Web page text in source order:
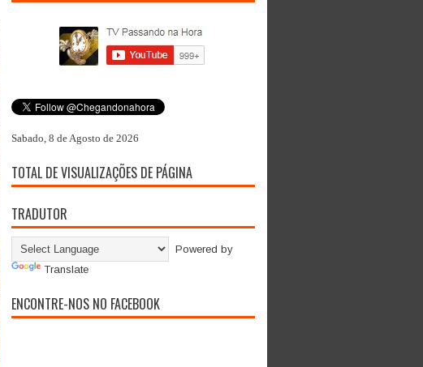
Sabado, 8 de Agosto de 2026
TOTAL DE VISUALIZAÇÕES DE PÁGINA
TRADUTOR
Powered by
Translate
ENCONTRE-NOS NO FACEBOOK